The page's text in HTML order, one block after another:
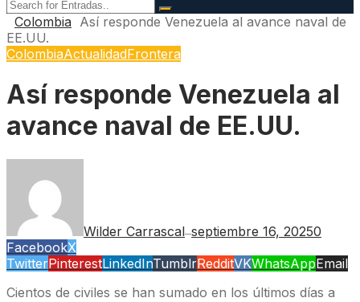
Colombia Así responde Venezuela al avance naval de
EE.UU.
ColombiaActualidadFrontera
Así responde Venezuela al
avance naval de EE.UU.
Wilder Carrascal—septiembre 16, 20250
FacebookX
TwitterPinterestLinkedInTumblrRedditVKWhatsAppEmail
Cientos de civiles se han sumado en los últimos días a